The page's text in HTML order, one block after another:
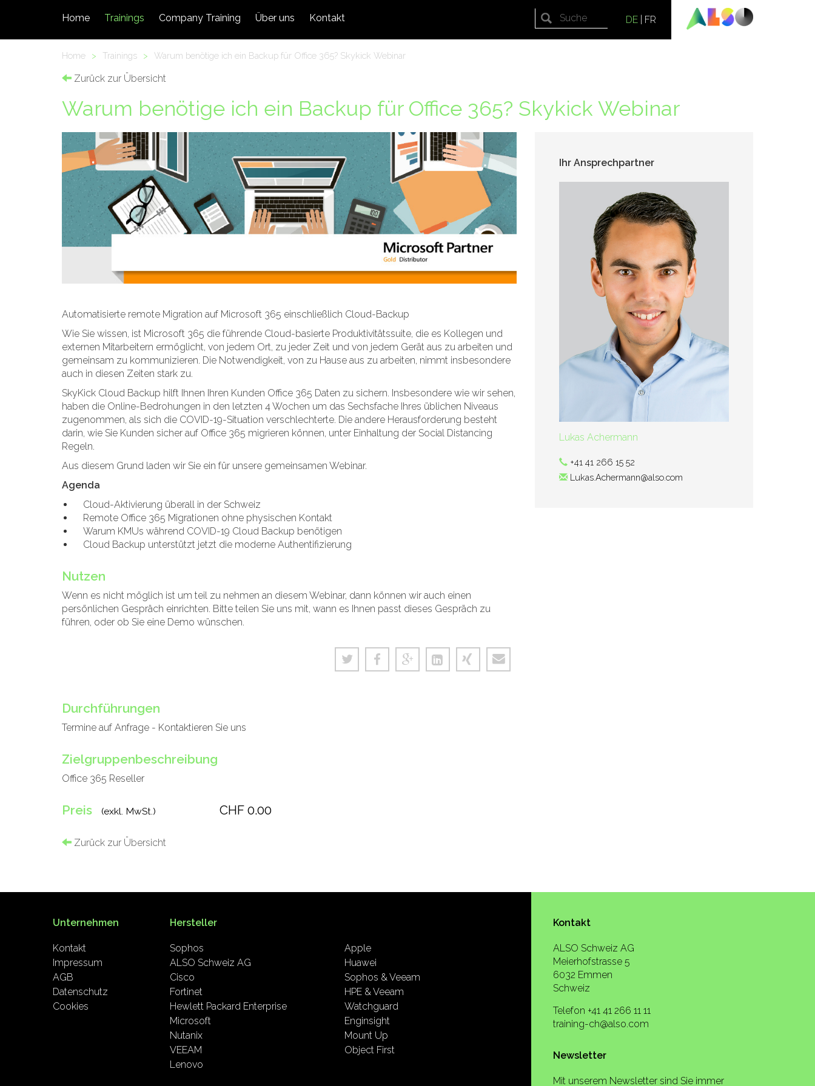
DE FR
Home Trainings Company Training Über uns Kontakt
Home > Trainings > Warum benötige ich ein Backup für Office 365? Skykick Webinar
Zurück zur Übersicht
Warum benötige ich ein Backup für Office 365? Skykick Webinar
Automatisierte remote Migration auf Microsoft 365 einschließlich Cloud-Backup
Wie Sie wissen, ist Microsoft 365 die führende Cloud-basierte Produktivitätssuite, die es Kollegen und
externen Mitarbeitern ermöglicht, von jedem Ort, zu jeder Zeit und von jedem Gerät aus zu arbeiten und
gemeinsam zu kommunizieren. Die Notwendigkeit, von zu Hause aus zu arbeiten, nimmt insbesondere
auch in diesen Zeiten stark zu.
SkyKick Cloud Backup hilft Ihnen Ihren Kunden Office 365 Daten zu sichern. Insbesondere wie wir sehen,
haben die Online-Bedrohungen in den letzten 4 Wochen um das Sechsfache Ihres üblichen Niveaus
zugenommen, als sich die COVID-19-Situation verschlechterte. Die andere Herausforderung besteht
darin, wie Sie Kunden sicher auf Office 365 migrieren können, unter Einhaltung der Social Distancing
Regeln.
Aus diesem Grund laden wir Sie ein für unsere gemeinsamen Webinar.
Agenda
Cloud-Aktivierung überall in der Schweiz
Remote Office 365 Migrationen ohne physischen Kontakt
Warum KMUs während COVID-19 Cloud Backup benötigen
Cloud Backup unterstützt jetzt die moderne Authentifizierung
Nutzen
Wenn es nicht möglich ist um teil zu nehmen an diesem Webinar, dann können wir auch einen
persönlichen Gespräch einrichten. Bitte teilen Sie uns mit, wann es Ihnen passt dieses Gespräch zu
führen, oder ob Sie eine Demo wünschen.
Ihr Ansprechpartner
Lukas Achermann
+41 41 266 15 52
Lukas.Achermann@also.com
Durchführungen
Termine auf Anfrage - Kontaktieren Sie uns
Zielgruppenbeschreibung
Office 365 Reseller
Preis (exkl. MwSt.) CHF 0.00
Zurück zur Übersicht
Kontakt
ALSO Schweiz AG
Meierhofstrasse 5
6032 Emmen
Schweiz
Telefon +41 41 266 11 11
training-ch@also.com
Newsletter
Mit unserem Newsletter sind Sie immer
Unternehmen
Kontakt
Impressum
AGB
Datenschutz
Cookies
Hersteller
Sophos
ALSO Schweiz AG
Cisco
Fortinet
Hewlett Packard Enterprise
Microsoft
Nutanix
VEEAM
Lenovo
Apple
Huawei
Sophos & Veeam
HPE & Veeam
Watchguard
Enginsight
Mount Up
Object First